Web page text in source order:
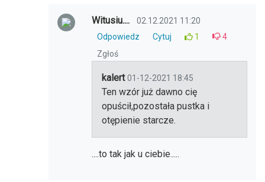
Witusiu....
02.12.2021 11:20
Odpowiedz
Cytuj 1
4
Zgłoś
kalert 01-12-2021 18:45
Ten wzór już dawno cię
opuścił,pozostała pustka i
otępienie starcze.
....to tak jak u ciebie.....